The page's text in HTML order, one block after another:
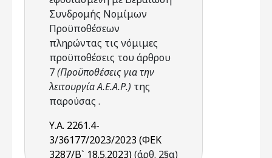
Συνδρομής Νομίμων
Προϋποθέσεων
πληρώντας τις νόμιμες
προϋποθέσεις του άρθρου
7(Προϋποθέσεις για την
λειτουργία Α.Ε.Α.Ρ.) της
παρούσας .
Υ.Α. 2261.4-
3/36177/2023/2023 (ΦΕΚ
3287/B` 18.5.2023)(άρθ. 2§α)